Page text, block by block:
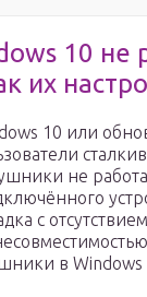
10 не
их
10 или
не
с
в Windows